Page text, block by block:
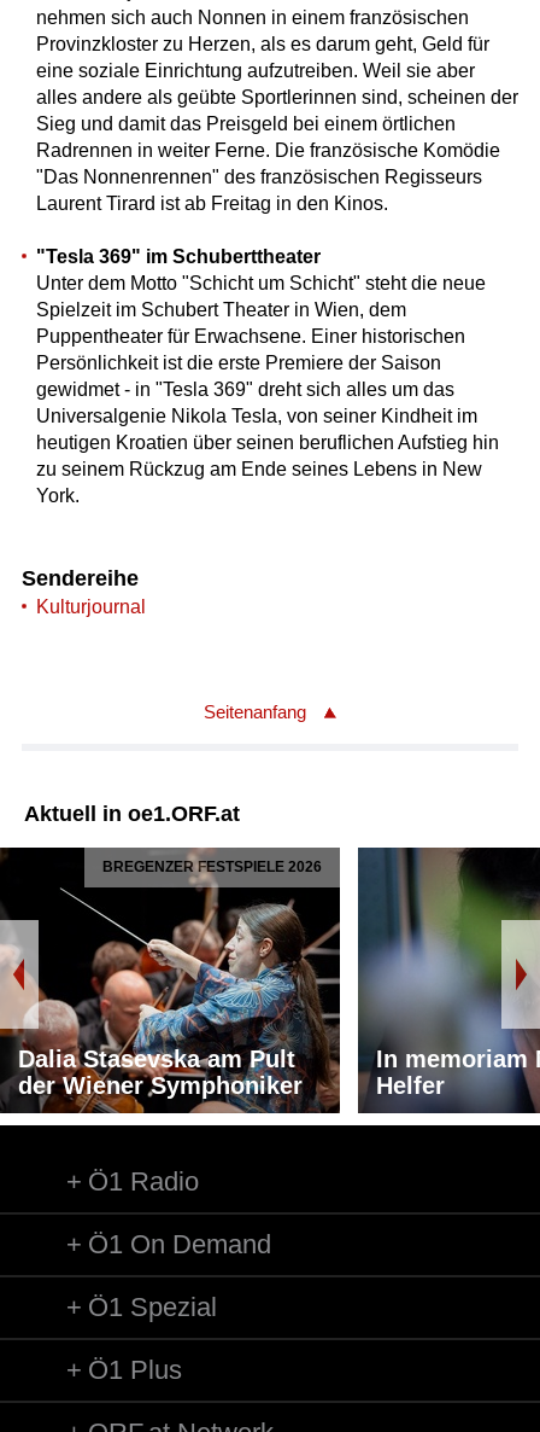
nehmen sich auch Nonnen in einem französischen
Provinzkloster zu Herzen, als es darum geht, Geld für
eine soziale Einrichtung aufzutreiben. Weil sie aber
alles andere als geübte Sportlerinnen sind, scheinen der
Sieg und damit das Preisgeld bei einem örtlichen
Radrennen in weiter Ferne. Die französische Komödie
"Das Nonnenrennen" des französischen Regisseurs
Laurent Tirard ist ab Freitag in den Kinos.
"Tesla 369" im Schuberttheater
Unter dem Motto "Schicht um Schicht" steht die neue
Spielzeit im Schubert Theater in Wien, dem
Puppentheater für Erwachsene. Einer historischen
Persönlichkeit ist die erste Premiere der Saison
gewidmet - in "Tesla 369" dreht sich alles um das
Universalgenie Nikola Tesla, von seiner Kindheit im
heutigen Kroatien über seinen beruflichen Aufstieg hin
zu seinem Rückzug am Ende seines Lebens in New
York.
Sendereihe
Kulturjournal
Seitenanfang
Aktuell in oe1.ORF.at
BREGENZER FESTSPIELE 2026
Dalia Stasevska am Pult
der Wiener Symphoniker
In memoriam
Helfer
Ö1 Radio
Ö1 On Demand
Ö1 Spezial
Ö1 Plus